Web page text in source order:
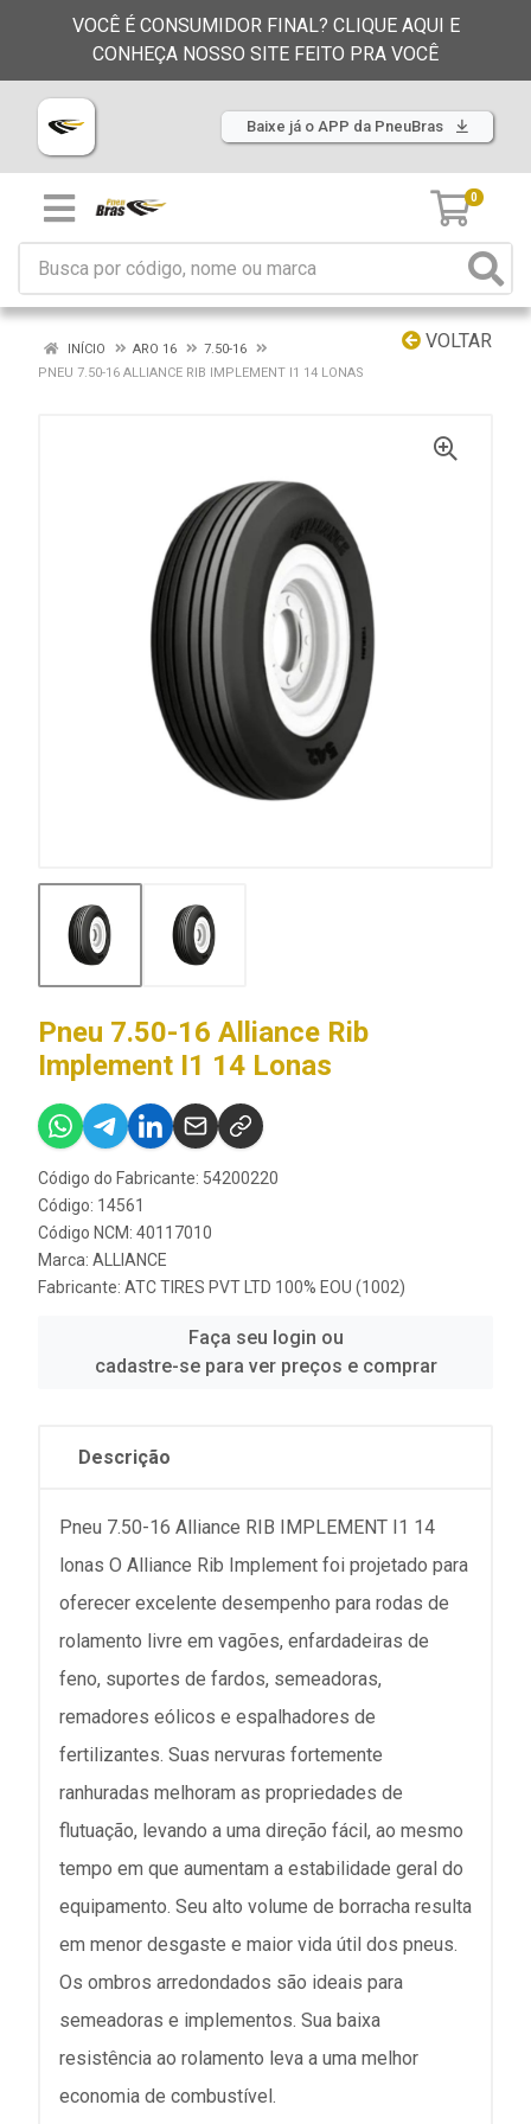
VOCÊ É CONSUMIDOR FINAL? CLIQUE AQUI E
CONHEÇA NOSSO SITE FEITO PRA VOCÊ
Baixe já o APP da PneuBras
0
VOLTAR
INÍCIO ARO 16
7.50-16
PNEU 7.50-16 ALLIANCE RIB IMPLEMENT I1 14 LONAS
Pneu 7.50-16 Alliance Rib
Implement I1 14 Lonas
Código do Fabricante: 54200220
Código: 14561
Código NCM: 40117010
Marca: ALLIANCE
Fabricante: ATC TIRES PVT LTD 100% EOU (1002)
Faça seu login ou
cadastre-se para ver preços e comprar
Descrição
Pneu 7.50-16 Alliance RIB IMPLEMENT I1 14
lonas O Alliance Rib Implement foi projetado para
oferecer excelente desempenho para rodas de
rolamento livre em vagões, enfardadeiras de
feno, suportes de fardos, semeadoras,
remadores eólicos e espalhadores de
fertilizantes. Suas nervuras fortemente
ranhuradas melhoram as propriedades de
flutuação, levando a uma direção fácil, ao mesmo
tempo em que aumentam a estabilidade geral do
equipamento. Seu alto volume de borracha resulta
em menor desgaste e maior vida útil dos pneus.
Os ombros arredondados são ideais para
semeadoras e implementos. Sua baixa
resistência ao rolamento leva a uma melhor
economia de combustível.